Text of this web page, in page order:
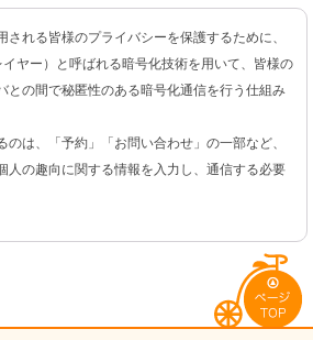
される皆様のプライバシーを保護するために、
ヤー）と呼ばれる暗号化技術を用いて、皆様の
との間で秘匿性のある暗号化通信を行う仕組み
のは、「予約」「お問い合わせ」の一部など、
人の趣向に関する情報を入力し、通信する必要